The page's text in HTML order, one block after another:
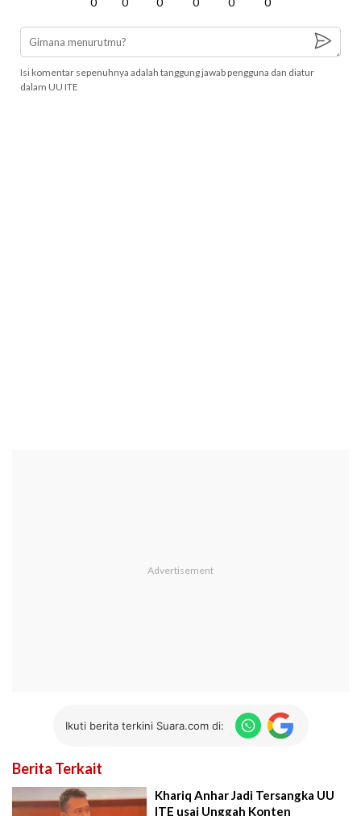
Isi komentar sepenuhnya adalah tanggung jawab pengguna dan diatur
dalam UU ITE
Ikuti berita terkini Suara.com di:
Berita Terkait
Khariq Anhar Jadi Tersangka UU
ITE usai Unggah Konten